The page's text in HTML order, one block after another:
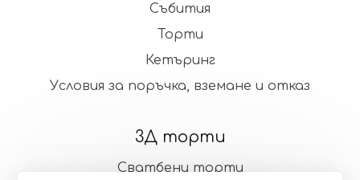
Събития
Торти
Кетъринг
Условия за поръчка, вземане и отказ
3Д торти
Сватбени торти